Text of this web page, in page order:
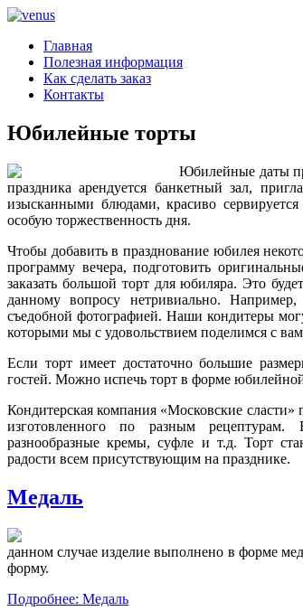
Главная
Полезная информация
Как сделать заказ
Контакты
Юбилейные торты
Юбилейные даты
праздника арендуется банкетный зал,
изысканными блюдами, красиво
особую торжественность дня.
Чтобы добавить в празднование юбилея
программу вечера, подготовить
заказать большой торт для юбиляра. Это
данному вопросу нетривиально.
съедобной фотографией. Наши кондитеры
которыми мы с удовольствием поделимся с
Если торт имеет достаточно большие
гостей. Можно испечь торт в форме
Кондитерская компания «Московские сласти»
изготовленного по разным
разнообразные кремы, суфле и т.д. Торт
радости всем присутствующим на празднике.
Медаль
данном случае изделие выполнено в форме
форму.
Подробнее: Медаль